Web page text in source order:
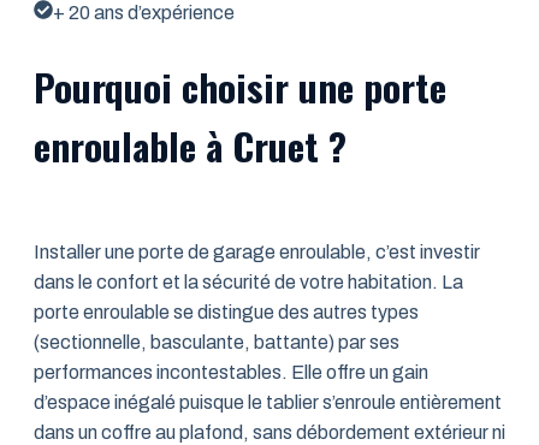
+ 20 ans d’expérience
Pourquoi choisir une porte
enroulable à Cruet ?
Installer une porte de garage enroulable, c’est investir
dans le confort et la sécurité de votre habitation. La
porte enroulable se distingue des autres types
(sectionnelle, basculante, battante) par ses
performances incontestables. Elle offre un gain
d’espace inégalé puisque le tablier s’enroule entièrement
dans un coffre au plafond, sans débordement extérieur ni